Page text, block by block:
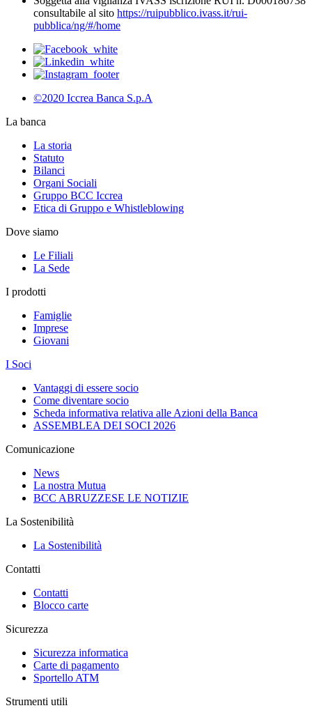
consultabile al sito https://ruipubblico.ivass.it/rui-
pubblica/ng/#/home
©2020 Iccrea Banca S.p.A
La banca
La storia
Statuto
Bilanci
Organi Sociali
Gruppo BCC Iccrea
Etica di Gruppo e Whistleblowing
Dove siamo
Le Filiali
La Sede
I prodotti
Famiglie
Imprese
Giovani
I Soci
Vantaggi di essere socio
Come diventare socio
Scheda informativa relativa alle Azioni della Banca
ASSEMBLEA DEI SOCI 2026
Comunicazione
News
La nostra Mutua
BCC ABRUZZESE LE NOTIZIE
La Sostenibilità
La Sostenibilità
Contatti
Contatti
Blocco carte
Sicurezza
Sicurezza informatica
Carte di pagamento
Sportello ATM
Strumenti utili